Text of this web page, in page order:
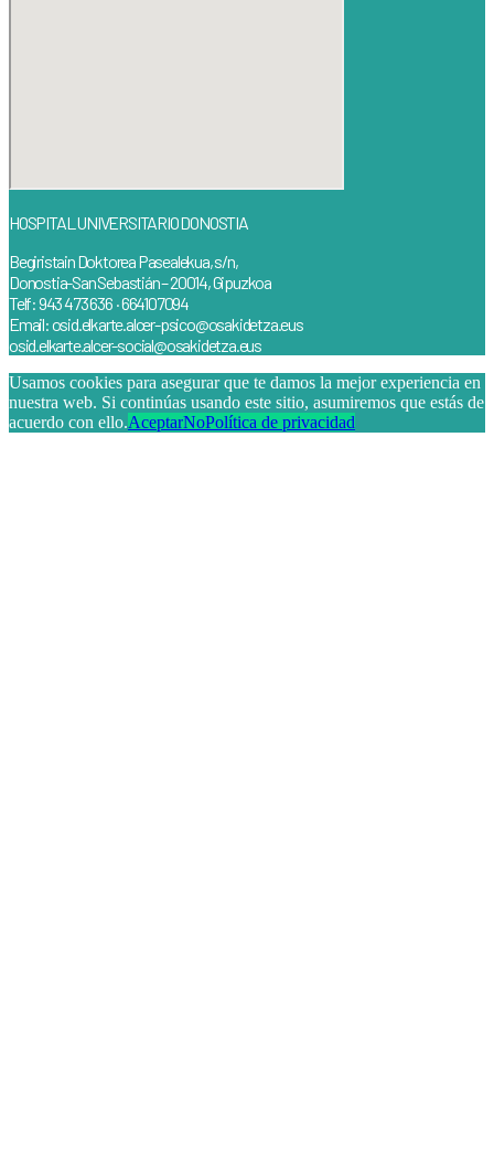
HOSPITAL UNIVERSITARIO DONOSTIA
Begiristain Doktorea Pasealekua, s/n,
Donostia-San Sebastián – 20014, Gipuzkoa
Telf: 943 473 636 · 664107094
Email: osid.elkarte.alcer-psico@osakidetza.eus
osid.elkarte.alcer-social@osakidetza.eus
Usamos cookies para asegurar que te damos la mejor experiencia en
nuestra web. Si continúas usando este sitio, asumiremos que estás de
acuerdo con ello.AceptarNoPolítica de privacidad